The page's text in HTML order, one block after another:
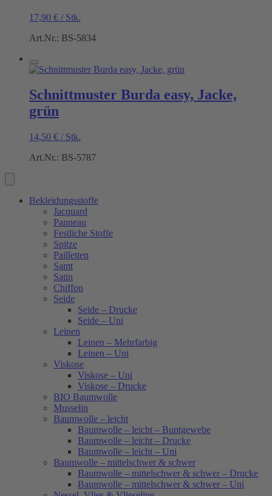
17,90 € / Stk.
Art.Nr.: BS-5834
Schnittmuster Burda easy, Jacke,
grün
14,50 € / Stk.
Art.Nr.: BS-5787
Bekleidungsstoffe
Jacquard
Panneau
Festliche Stoffe
Spitze
Pailletten
Samt
Satin
Chiffon
Seide
Seide – Drucke
Seide – Uni
Leinen
Leinen – Mehrfarbig
Leinen – Uni
Viskose
Viskose – Uni
Viskose – Drucke
BIO Baumwolle
Musselin
Baumwolle – leicht
Baumwolle – leicht – Buntgewebe
Baumwolle – leicht – Drucke
Baumwolle – leicht – Uni
Baumwolle – mittelschwer & schwer
Baumwolle – mittelschwer & schwer – Drucke
Baumwolle – mittelschwer & schwer – Uni